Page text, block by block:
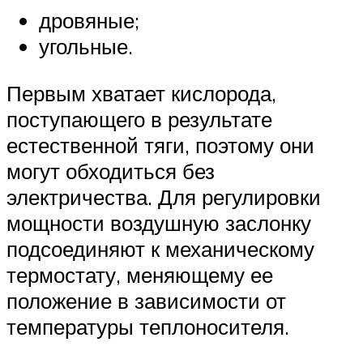
дровяные;
угольные.
Первым хватает кислорода,
поступающего в результате
естественной тяги, поэтому они
могут обходиться без
электричества. Для регулировки
мощности воздушную заслонку
подсоединяют к механическому
термостату, меняющему ее
положение в зависимости от
температуры теплоносителя.